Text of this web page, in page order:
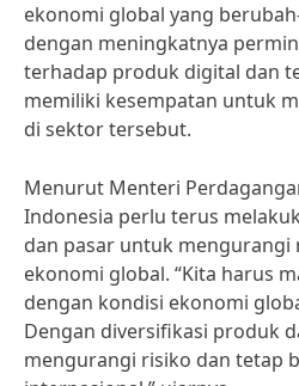
ekonomi global yang
dengan meningkatnya
terhadap produk digital dan
memiliki kesempatan untuk
di sektor tersebut.
Menurut Menteri
Indonesia perlu terus
dan pasar untuk
ekonomi global. “Kita harus
dengan kondisi ekonomi
Dengan diversifikasi produk
mengurangi risiko dan tetap